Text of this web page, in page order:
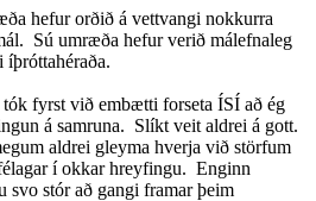
hefur orðið á vettvangi nokkurra
Sú umræða hefur verið málefnaleg
íþróttahéraða.
fyrst við embætti forseta ÍSÍ að ég
á samruna. Slíkt veit aldrei á gott.
aldrei gleyma hverja við störfum
í okkar hreyfingu. Enginn
svo stór að gangi framar þeim